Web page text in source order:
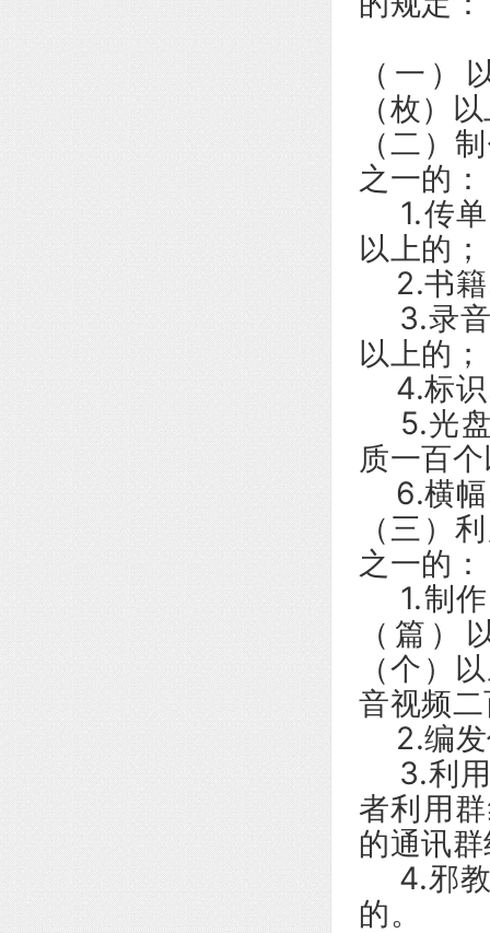
（一）
（枚）
（二）
之一的：
1.传单
以上的；
2.书籍
3.录音
以上的；
4.标识
5.光盘
质一百
6.横幅
（三）
之一的：
1.制作
（篇）
（个）
音视频
2.编发
3.利用
者利用
的通讯
4.邪教
的。